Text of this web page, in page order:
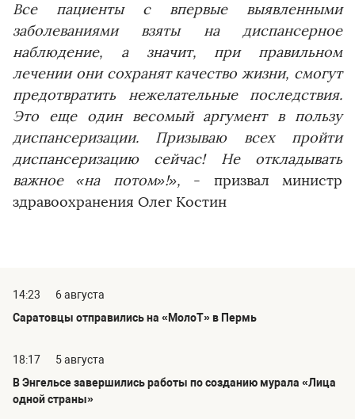
Все пациенты с впервые выявленными
заболеваниями взяты на диспансерное
наблюдение, а значит, при правильном
лечении они сохранят качество жизни, смогут
предотвратить нежелательные последствия.
Это еще один весомый аргумент в пользу
диспансеризации. Призываю всех пройти
диспансеризацию сейчас! Не откладывать
важное «на потом»!», - призвал министр
здравоохранения Олег Костин
14:23
6 августа
Саратовцы отправились на «МолоТ» в Пермь
18:17
5 августа
В Энгельсе завершились работы по созданию мурала «Лица
одной страны»